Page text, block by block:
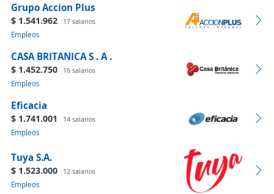
Grupo Accion Plus
$ 1.541.962 17 salarios
Empleos
CASA BRITANICA S . A .
$ 1.452.750 16 salarios
Empleos
Eficacia
$ 1.741.001 14 salarios
Empleos
Tuya S.A.
$ 1.523.000 12 salarios
Empleos